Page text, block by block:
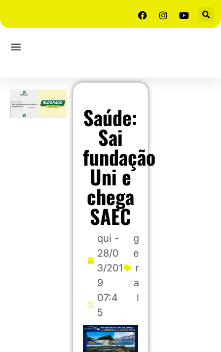
Saúde:
Sai
fundação
Uni e
chega
SAEC
qui -
28/0
3/201
9
07:4
5
g
e
r
a
l